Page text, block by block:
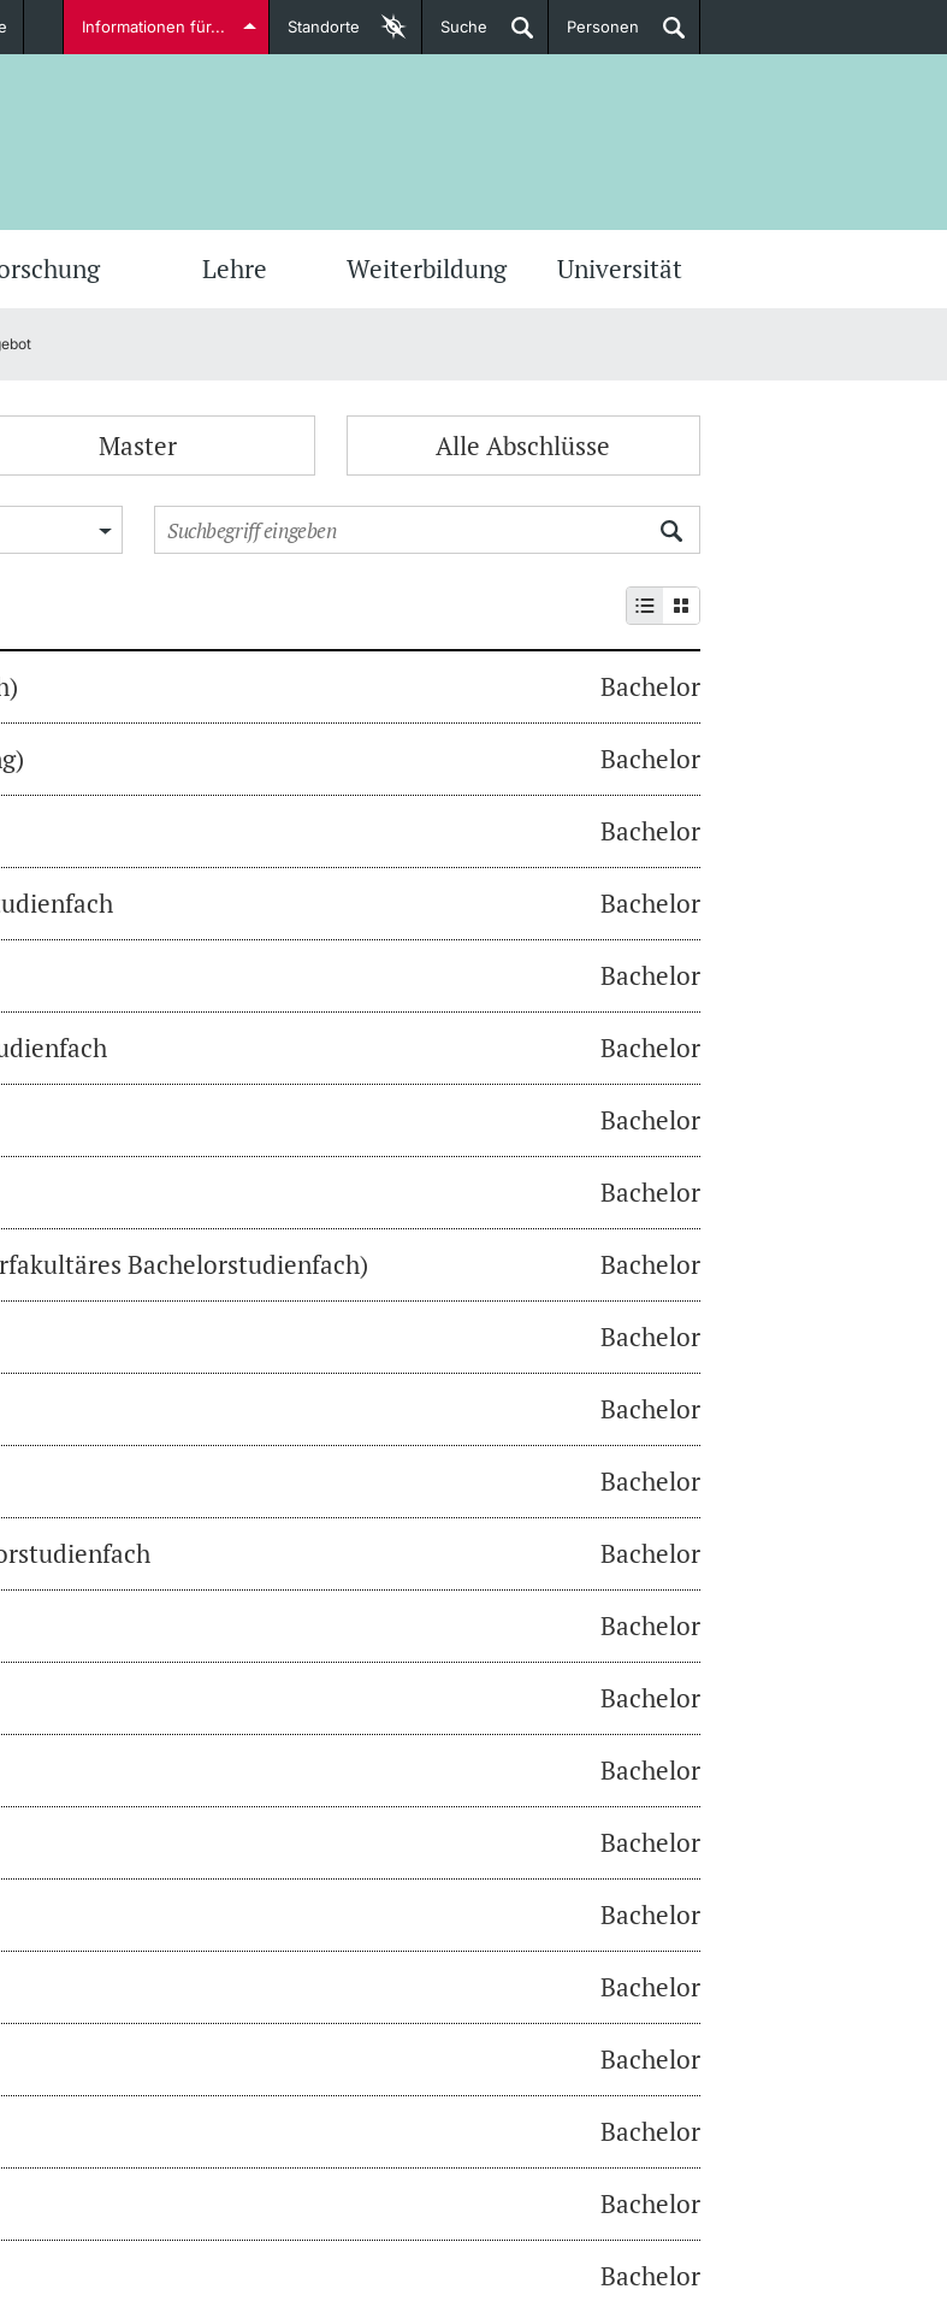
Informationen
Informationen für... Standorte Suche Personen
Lehre Weiterbildung Universität
Master Alle Abschlüsse
Bachelor
Bachelor
Bachelor
Bachelor
Bachelor
Bachelor
Bachelor
Bachelor
Bachelorstudienfach) Bachelor
Bachelor
Bachelor
Bachelor
Bachelor
Bachelor
Bachelor
Bachelor
Bachelor
Bachelor
Bachelor
Bachelor
Bachelor
Bachelor
Bachelor